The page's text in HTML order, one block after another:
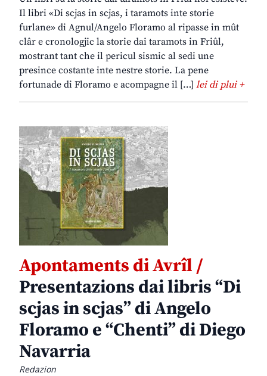
Il libri «Di scjas in scjas, i taramots inte storie
furlane» di Agnul/Angelo Floramo al ripasse in mût
clâr e cronologjic la storie dai taramots in Friûl,
mostrant tant che il pericul sismic al sedi une
presince costante inte nestre storie. La pene
fortunade di Floramo e acompagne il […] lei di plui +
Apontaments di Avrîl /
Presentazions dai libris “Di
scjas in scjas” di Angelo
Floramo e “Chenti” di Diego
Navarria
Redazion